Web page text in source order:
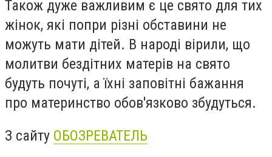
Також дуже важливим є це свято для тих
жінок, які попри різні обставини не
можуть мати дітей. В народі вірили, що
молитви бездітних матерів на свято
будуть почуті, а їхні заповітні бажання
про материнство обов'язково збудуться.
З сайту ОБОЗРЕВАТЕЛЬ